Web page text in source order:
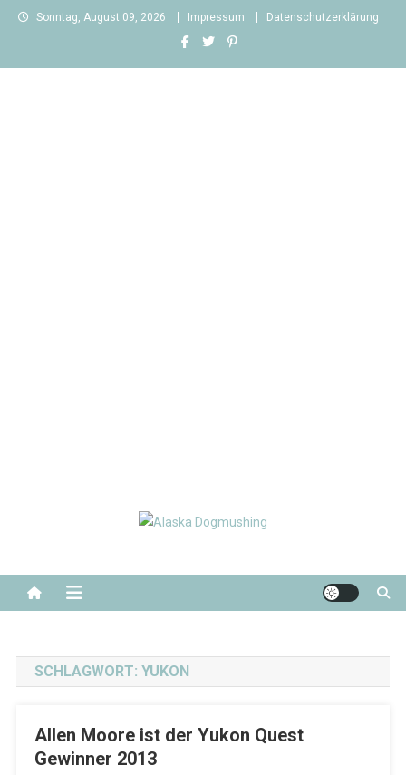
Skip
Sonntag, August 09, 2026 Impressum Datenschutzerklärung
SCHLAGWORT: YUKON
Allen Moore ist der Yukon Quest
Gewinner 2013